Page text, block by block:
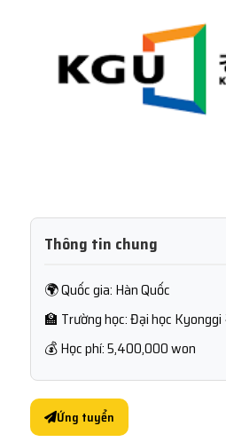
Thông tin chung
🌍 Quốc gia: Hàn Quốc
🏫 Trường học: Đại học
💰 Học phí: 5,400,000 won
Ứng tuyển